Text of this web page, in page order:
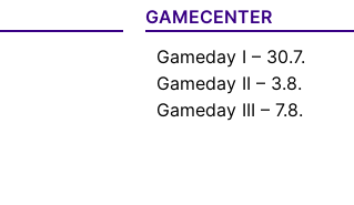
GAMECENTER
Gameday I – 30.7.
Gameday II – 3.8.
Gameday III – 7.8.